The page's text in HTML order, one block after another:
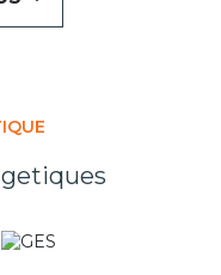
de créer deux
avec son propre
potentiel de
auxquels ce
CORVASCE 06 84